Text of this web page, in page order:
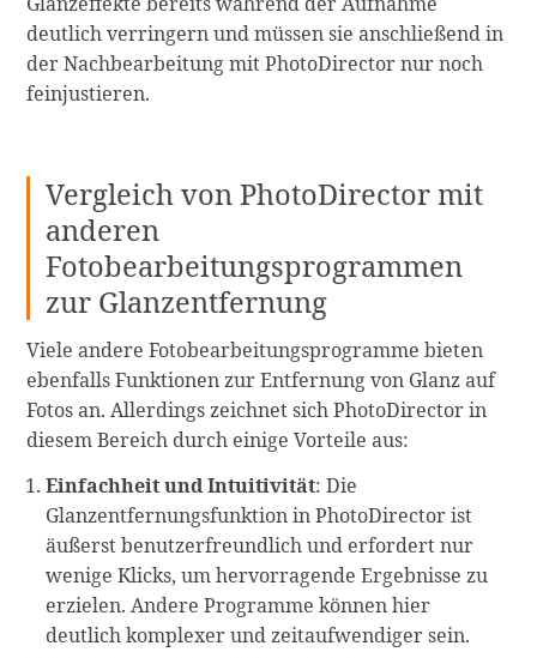
deutlich verringern und müssen sie anschließend in
der Nachbearbeitung mit PhotoDirector nur noch
feinjustieren.
Vergleich von PhotoDirector mit
anderen
Fotobearbeitungsprogrammen
zur Glanzentfernung
Viele andere Fotobearbeitungsprogramme bieten
ebenfalls Funktionen zur Entfernung von Glanz auf
Fotos an. Allerdings zeichnet sich PhotoDirector in
diesem Bereich durch einige Vorteile aus:
Einfachheit und Intuitivität: Die
Glanzentfernungsfunktion in PhotoDirector ist
äußerst benutzerfreundlich und erfordert nur
wenige Klicks, um hervorragende Ergebnisse zu
erzielen. Andere Programme können hier
deutlich komplexer und zeitaufwendiger sein.